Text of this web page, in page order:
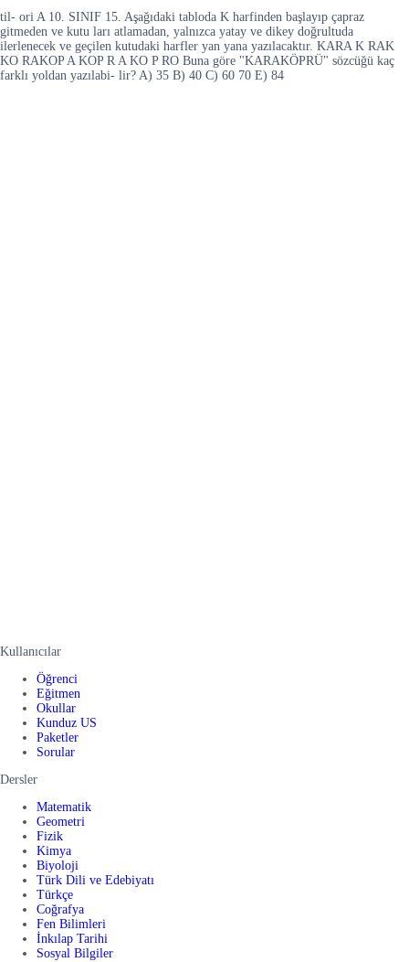
til- ori A 10. SINIF 15. Aşağıdaki tabloda K harfinden başlayıp çapraz
gitmeden ve kutu ları atlamadan, yalnızca yatay ve dikey doğrultuda
ilerlenecek ve geçilen kutudaki harfler yan yana yazılacaktır. KARA K RAK
KO RAKOP A KOP R A KO P RO Buna göre "KARAKÖPRÜ" sözcüğü kaç
farklı yoldan yazılabi- lir? A) 35 B) 40 C) 60 70 E) 84
Kullanıcılar
Öğrenci
Eğitmen
Okullar
Kunduz US
Paketler
Sorular
Dersler
Matematik
Geometri
Fizik
Kimya
Biyoloji
Türk Dili ve Edebiyatı
Türkçe
Coğrafya
Fen Bilimleri
İnkılap Tarihi
Sosyal Bilgiler